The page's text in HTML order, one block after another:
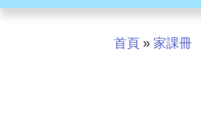
首頁 » 家課冊